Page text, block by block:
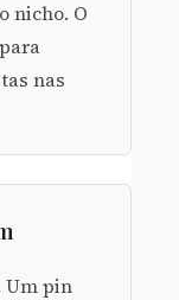
nicho. O
nas
Um pin